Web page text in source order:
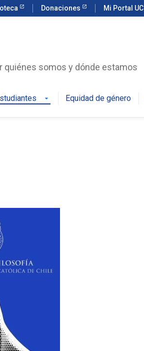
Donaciones Mi Portal UC
quiénes somos y dónde estamos
arrow_drop_down Equidad de género